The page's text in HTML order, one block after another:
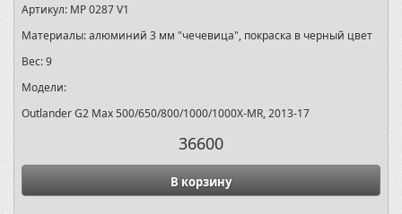
Артикул: MP 0287 V1
Материалы:алюминий 3 мм "чечевица", покраска в черный цвет
Вес:9
Модели:
Outlander G2 Max 500/650/800/1000/1000X-MR, 2013-17
36600
В корзину